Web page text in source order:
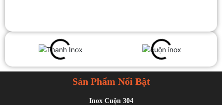
Sản Phẩm Nổi Bật
Inox Cuộn 304